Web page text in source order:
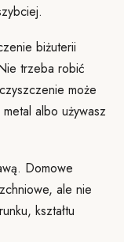
biżuterii
trzeba robić
może
albo używasz
Domowe
ale nie
kształtu